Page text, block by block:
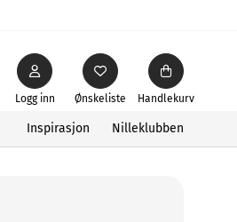
Ønskeliste
Logg inn Handlekurv
Inspirasjon Nilleklubben